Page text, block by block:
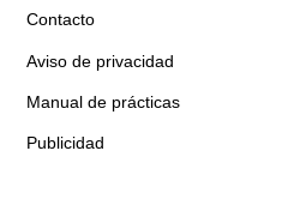
Contacto
Aviso de privacidad
Manual de prácticas
Publicidad